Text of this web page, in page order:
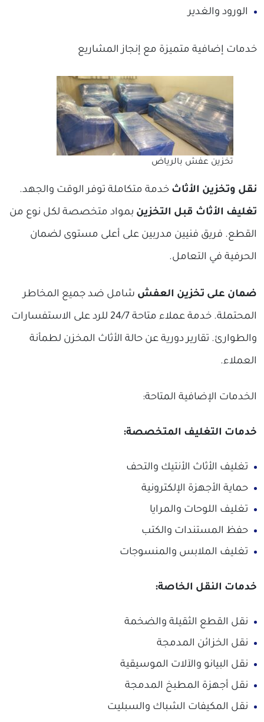
الورود والغدير
خدمات إضافية متميزة مع إنجاز المشاريع
تخزين عفش بالرياض
نقل وتخزين الأثاث خدمة متكاملة توفر الوقت والجهد.
تغليف الأثاث قبل التخزين بمواد متخصصة لكل نوع من
القطع. فريق فنيين مدربين على أعلى مستوى لضمان
الحرفية في التعامل.
ضمان على تخزين العفش شامل ضد جميع المخاطر
المحتملة. خدمة عملاء متاحة 24/7 للرد على الاستفسارات
والطوارئ. تقارير دورية عن حالة الأثاث المخزن لطمأنة
العملاء.
الخدمات الإضافية المتاحة:
خدمات التغليف المتخصصة:
تغليف الأثاث الأنتيك والتحف
حماية الأجهزة الإلكترونية
تغليف اللوحات والمرايا
حفظ المستندات والكتب
تغليف الملابس والمنسوجات
خدمات النقل الخاصة:
نقل القطع الثقيلة والضخمة
نقل الخزائن المدمجة
نقل البيانو والآلات الموسيقية
نقل أجهزة المطبخ المدمجة
نقل المكيفات الشباك والسبليت